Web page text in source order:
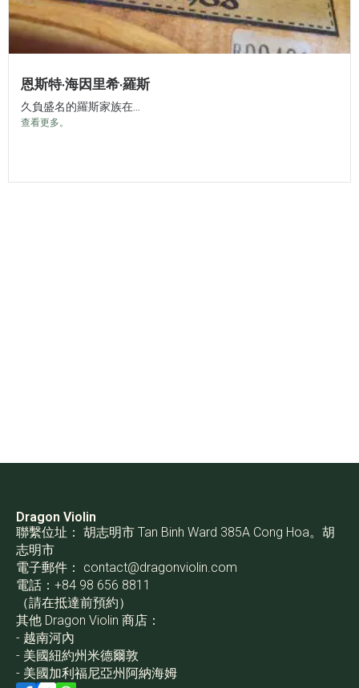
恩斯特·海因里希·羅斯
久負盛名的羅斯家族在...
查看更多。
Dragon Violin
聯繫位址： 胡志明市 Tan Binh Ward 385A Cong Hoa。胡
志明市
電子郵件： contact@dragonviolin.com
電話：+84 98 656 8811
（請在抵達前預約）
其他 Dragon Violin 商店：
- 越南河內
- 美國紐約州米德爾敦
- 美國加利福尼亞州阿納海姆